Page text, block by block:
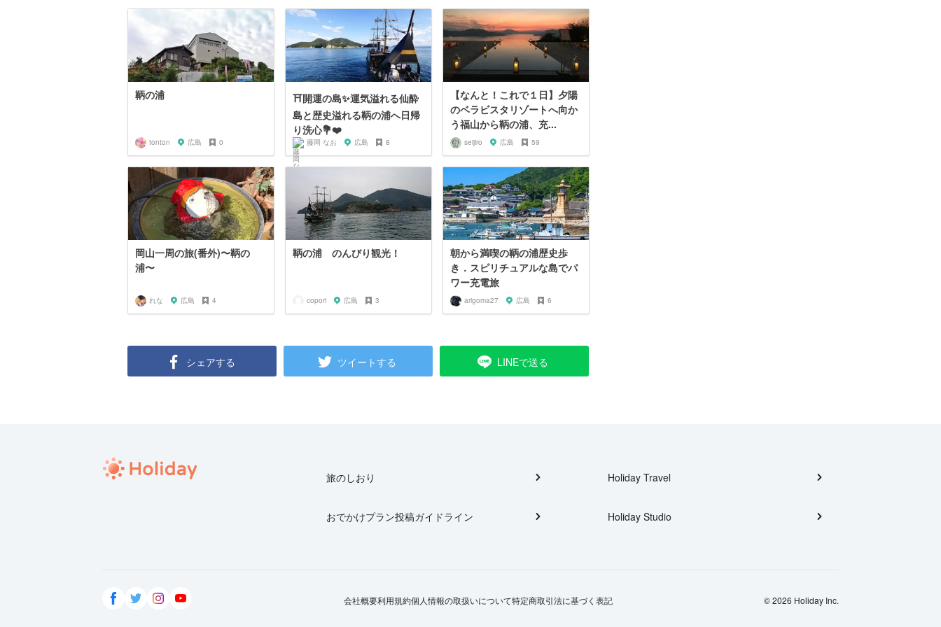
鞆の浦
tonton 広島 0
⛩開運の島✨運気溢れる仙酔
島と歴史溢れる鞆の浦へ日帰
り洗心💐❤️
藤岡 なお 広島 8
【なんと！これで１日】夕陽
のベラビスタリゾートへ向か
う福山から鞆の浦、充...
seijiro 広島 59
岡山一周の旅(番外)〜鞆の
浦〜
れな 広島 4
鞆の浦 のんびり観光！
copori 広島 3
朝から満喫の鞆の浦歴史歩
き．スピリチュアルな島でパ
ワー充電旅
arigoma27 広島 6
シェアする ツイートする LINEで送る
旅のしおり
おでかけプラン投稿ガイドライン
Holiday Travel
Holiday Studio
会社概要利用規約個人情報の取扱いについて特定商取引法に基づく表記 © 2026 Holiday Inc.